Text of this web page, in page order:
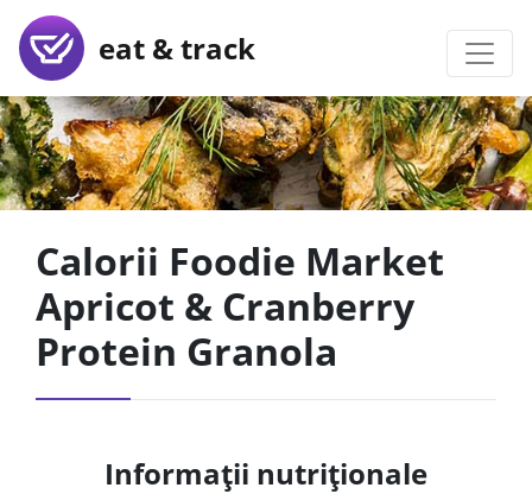
eat & track
Calorii Foodie Market
Apricot & Cranberry
Protein Granola
Informații nutriționale